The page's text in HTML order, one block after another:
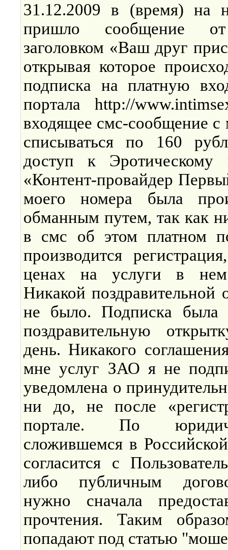
31.12.2009 в (время) на
пришло сообщение
заголовком «Ваш друг
открывая которое
подписка на платную
портала http://
входящее смс-сообщение с
списываться по 160
доступ к
«Контент-провайдер
моего номера была
обманным путем, так как
в смс об этом платном
производится
ценах на услуги в нем
Никакой поздравительной
не было. Подписка была
поздравительную
день. Никакого
мне услуг ЗАО я не
уведомлена о
ни до, не после
портале. По
сложившемся в
согласится с
либо публичным
нужно сначала
прочтения. Таким
попадают под статью